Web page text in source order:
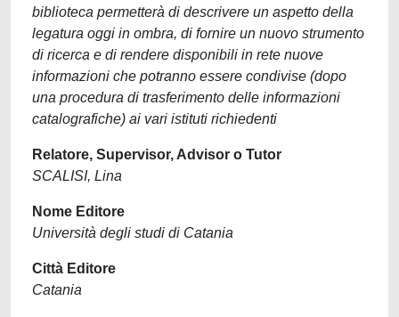
biblioteca permetterà di descrivere un aspetto della
legatura oggi in ombra, di fornire un nuovo strumento
di ricerca e di rendere disponibili in rete nuove
informazioni che potranno essere condivise (dopo
una procedura di trasferimento delle informazioni
catalografiche) ai vari istituti richiedenti
Relatore, Supervisor, Advisor o Tutor
SCALISI, Lina
Nome Editore
Università degli studi di Catania
Città Editore
Catania